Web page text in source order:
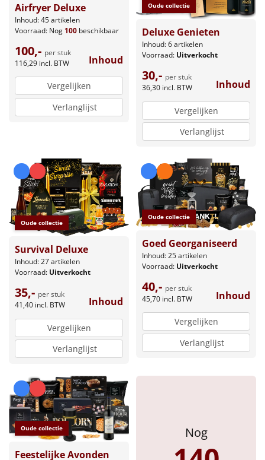
Alle thema's
Artikel
Hitster
Pizzarette
Wake up light
Borrelplank
Warmtekussen
NIEUW
Slowcooker
Noodradio NIEUW
Deken (fleece plaid)
Alle artikelen
Overige
Ideeën
Personeel
Doe het zelf
Airfryer Deluxe
Inhoud: 45 artikelen
Voorraad: Nog 100 beschikbaar
100,- per stuk
116,29 incl. BTW Inhoud
Vergelijken
Verlanglijst
Oude collectie
Deluxe Genieten
Inhoud: 6 artikelen
Voorraad: Uitverkocht
30,- per stuk
36,30 incl. BTW Inhoud
Vergelijken
Verlanglijst
Oude collectie
Survival Deluxe
Inhoud: 27 artikelen
Voorraad: Uitverkocht
35,- per stuk
41,40 incl. BTW Inhoud
Vergelijken
Verlanglijst
Oude collectie
Goed Georganiseerd
Inhoud: 25 artikelen
Voorraad: Uitverkocht
40,- per stuk
45,70 incl. BTW Inhoud
Vergelijken
Verlanglijst
Oude collectie
Feestelijke Avonden
Nog